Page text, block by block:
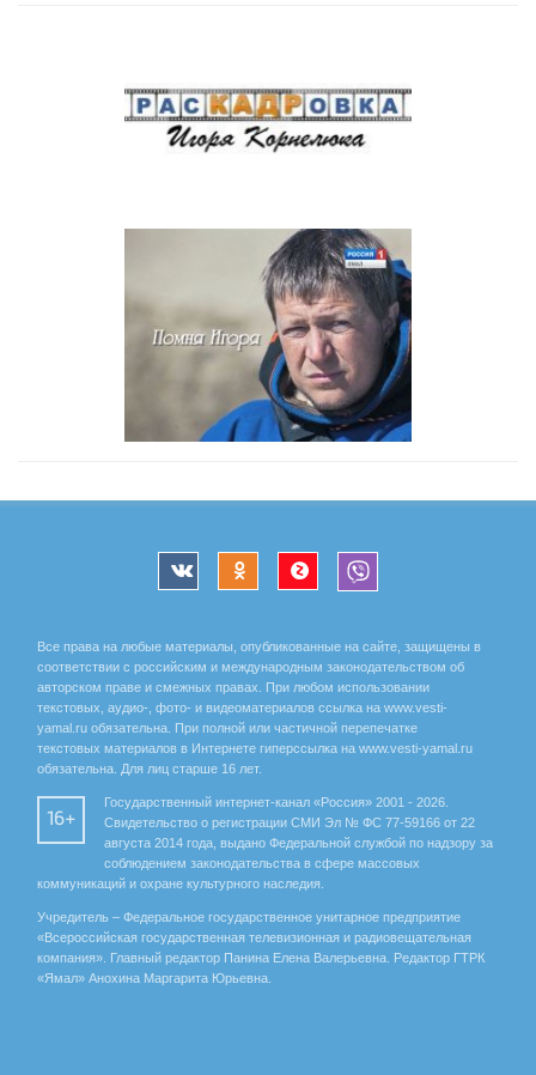
Все права на любые материалы, опубликованные на сайте, защищены в
соответствии с российским и международным законодательством об
авторском праве и смежных правах. При любом использовании
текстовых, аудио-, фото- и видеоматериалов ссылка на www.vesti-
yamal.ru обязательна. При полной или частичной перепечатке
текстовых материалов в Интернете гиперссылка на www.vesti-yamal.ru
обязательна. Для лиц старше 16 лет.
16+
Государственный интернет-канал «Россия» 2001 - 2026.
Свидетельство о регистрации СМИ Эл № ФС 77-59166 от 22
августа 2014 года, выдано Федеральной службой по надзору за
соблюдением законодательства в сфере массовых
коммуникаций и охране культурного наследия.
Учредитель – Федеральное государственное унитарное предприятие
«Всероссийская государственная телевизионная и радиовещательная
компания». Главный редактор Панина Елена Валерьевна. Редактор ГТРК
«Ямал» Анохина Маргарита Юрьевна.